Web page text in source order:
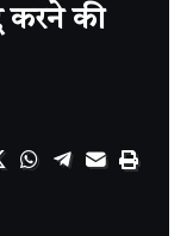
करने की